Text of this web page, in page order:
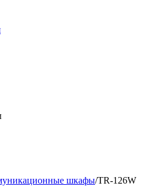
шкафы/TR-126W